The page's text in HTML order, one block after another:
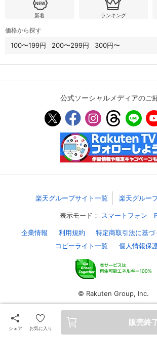
購入履歴
レンタル、購入、定
確認が可能です。こ
と便利です。
お気に入り
す。お気に入りに追
サイト内の閲覧履歴
視聴年齢制限
サイト内で表示され
能です。5段階の年齢
視聴デバイス一覧
スマホなどでRakuten
バイス連携の設定がで
求められるのでお子
す。
メルマガ
レスの変更が可能で
可能です。
ログアウト
シェア お気に入り
販売終
新着 ランキング
価格から探す
100〜199円 200〜299円 300円〜
公式ソーシャルメディアのご
楽天グループサイト一覧 楽天グルー
表示モード： スマートフォン
企業情報 利用規約 特定商取引法に基づ
コピーライト一覧
個人情報保
© Rakuten Group, Inc.